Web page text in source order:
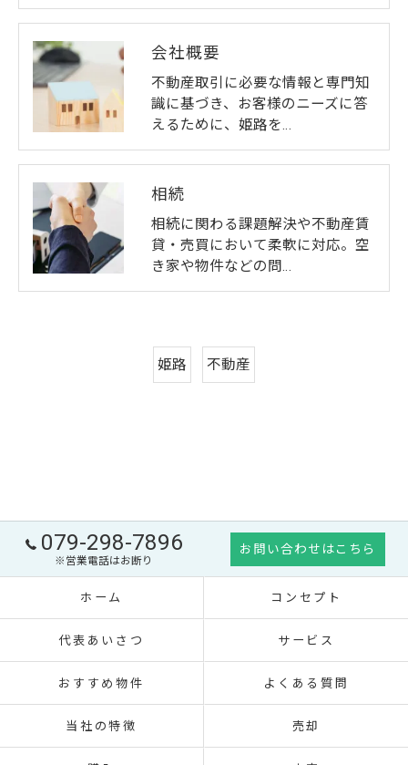
会社概要
不動産取引に必要な情報と専門知
識に基づき、お客様のニーズに答
えるために、姫路を…
相続
相続に関わる課題解決や不動産賃
貸・売買において柔軟に対応。空
き家や物件などの問…
姫路 不動産
079-298-7896
※営業電話はお断り
お問い合わせはこちら
ホーム コンセプト
代表あいさつ サービス
おすすめ物件 よくある質問
当社の特徴 売却